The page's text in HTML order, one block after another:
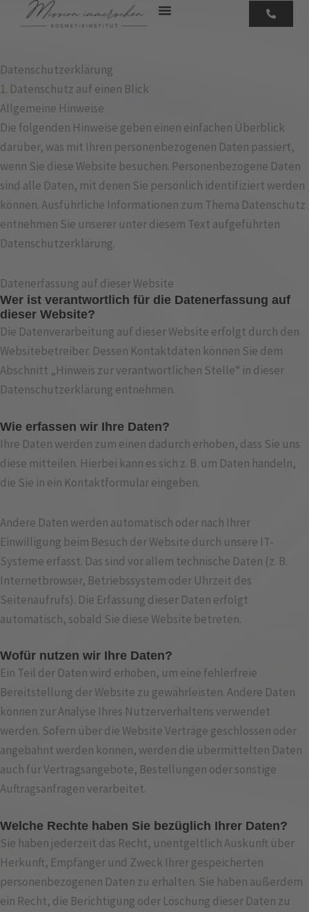
Inhalt
Datenschutz­erklärung
1. Datenschutz auf einen Blick
Allgemeine Hinweise
Die folgenden Hinweise geben einen einfachen Überblick
darüber, was mit Ihren personenbezogenen Daten passiert,
wenn Sie diese Website besuchen. Personenbezogene Daten
sind alle Daten, mit denen Sie persönlich identifiziert werden
können. Ausführliche Informationen zum Thema Datenschutz
entnehmen Sie unserer unter diesem Text aufgeführten
Datenschutzerklärung.
Datenerfassung auf dieser Website
Wer ist verantwortlich für die Datenerfassung auf
dieser Website?
Die Datenverarbeitung auf dieser Website erfolgt durch den
Websitebetreiber. Dessen Kontaktdaten können Sie dem
Abschnitt „Hinweis zur verantwortlichen Stelle“ in dieser
Datenschutzerklärung entnehmen.
Wie erfassen wir Ihre Daten?
Ihre Daten werden zum einen dadurch erhoben, dass Sie uns
diese mitteilen. Hierbei kann es sich z. B. um Daten handeln,
die Sie in ein Kontaktformular eingeben.
Andere Daten werden automatisch oder nach Ihrer
Einwilligung beim Besuch der Website durch unsere IT-
Systeme erfasst. Das sind vor allem technische Daten (z. B.
Internetbrowser, Betriebssystem oder Uhrzeit des
Seitenaufrufs). Die Erfassung dieser Daten erfolgt
automatisch, sobald Sie diese Website betreten.
Wofür nutzen wir Ihre Daten?
Ein Teil der Daten wird erhoben, um eine fehlerfreie
Bereitstellung der Website zu gewährleisten. Andere Daten
können zur Analyse Ihres Nutzerverhaltens verwendet
werden. Sofern über die Website Verträge geschlossen oder
angebahnt werden können, werden die übermittelten Daten
auch für Vertragsangebote, Bestellungen oder sonstige
Auftragsanfragen verarbeitet.
Welche Rechte haben Sie bezüglich Ihrer Daten?
Sie haben jederzeit das Recht, unentgeltlich Auskunft über
Herkunft, Empfänger und Zweck Ihrer gespeicherten
personenbezogenen Daten zu erhalten. Sie haben außerdem
ein Recht, die Berichtigung oder Löschung dieser Daten zu